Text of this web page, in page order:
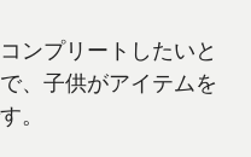
ンプリートしたいと
、子供がアイテムを
。